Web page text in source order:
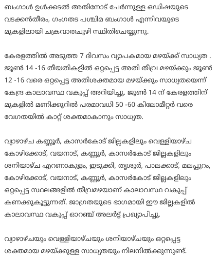
ബംഗാള്‍ ഉള്‍ക്കടല്‍ അതിനോട് ചേര്‍ന്നുള്ള ഒഡിഷയുടെ
വടക്കന്‍തീരം, ഗംഗതട പശ്ചിമ ബംഗാള്‍ എന്നിവയുടെ
മുകളിലായി ചക്രവാതചുഴി സ്ഥിതിചെയ്യുന്നു.
കേരളത്തില്‍ അടുത്ത 7 ദിവസം വ്യാപകമായ മഴയ്ക്ക് സാധ്യത .
ജൂണ്‍ 14 -16 തീയതികളില്‍ ഒറ്റപ്പെട്ട അതി തീവ്ര മഴയ്ക്കും ജൂണ്‍
12 -16 വരെ ഒറ്റപ്പെട്ട അതിശക്തമായ മഴയ്ക്കും സാധ്യതയെന്ന്
കേന്ദ്ര കാലാവസ്ഥ വകുപ്പ് അറിയിച്ചു. ജൂണ്‍ 14 ന് കേരളത്തിന്
മുകളില്‍ മണിക്കൂറില്‍ പരമാവധി 50 -60 കിലോമീറ്റര്‍ വരെ
വേഗതയില്‍ കാറ്റ് ശക്തമാകാനും സാധ്യത.
വ്യാഴാഴ്ച കണ്ണൂര്‍, കാസര്‍കോട് ജില്ലകളിലും വെള്ളിയാഴ്ച
കോഴിക്കോട്, വയനാട്, കണ്ണൂര്‍, കാസര്‍കോട് ജില്ലകളിലും
ശനിയാഴ്ച എറണാകുളം, ഇടുക്കി, തൃശൂര്‍, പാലക്കാട്, മലപ്പുറം,
കോഴിക്കോട്, വയനാട്, കണ്ണൂര്‍, കാസര്‍കോട് ജില്ലകളിലും
ഒറ്റപ്പെട്ട സ്ഥലങ്ങളില്‍ തീവ്രമഴയാണ് കാലാവസ്ഥ വകുപ്പ്
കണക്കുകൂട്ടുന്നത്. ജാഗ്രതയുടെ ഭാഗമായി ഈ ജില്ലകളില്‍
കാലാവസ്ഥ വകുപ്പ് ഓറഞ്ച് അലര്‍ട്ട് പ്രഖ്യാപിച്ചു.
വ്യാഴാഴ്ചയും വെള്ളിയാഴ്ചയും ശനിയാഴ്ചയും ഒറ്റപ്പെട്ട
ശക്തമായ മഴയ്ക്കുള്ള സാധ്യതയും നിലനില്‍ക്കുന്നുണ്ട്.